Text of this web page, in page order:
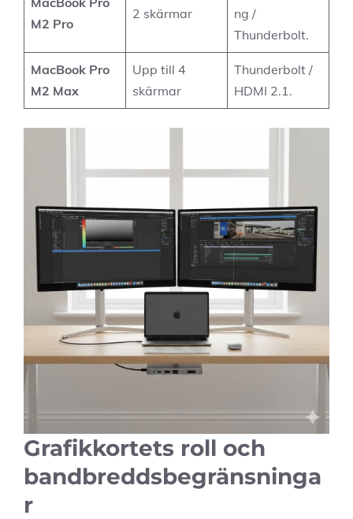
M2 Pro
2 skärmar
ng /
Thunderbolt.
MacBook Pro
M2 Max
Upp till 4
skärmar
Thunderbolt /
HDMI 2.1.
Grafikkortets roll och
bandbreddsbegränsninga
r